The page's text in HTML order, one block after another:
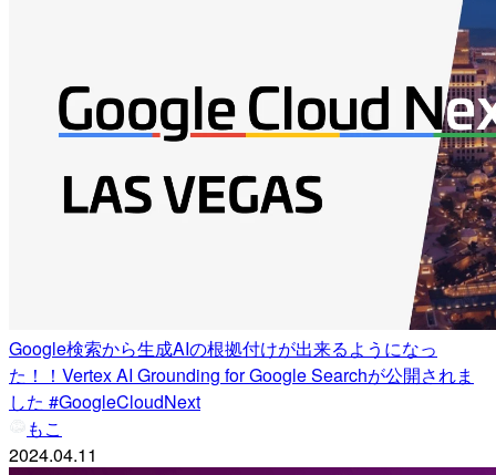
Google検索から生成AIの根拠付けが出来るようになっ
た！！Vertex AI Grounding for Google Searchが公開されま
した #GoogleCloudNext
もこ
2024.04.11